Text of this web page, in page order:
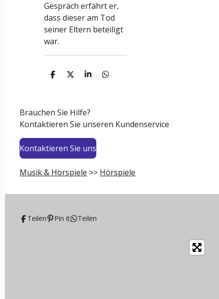
Gespräch erfährt er,
dass dieser am Tod
seiner Eltern beteiligt
war.
T
n
T
e
n
T
e
n
T
Brauchen Sie Hilfe?
Kontaktieren Sie unseren Kundenservice
Kontaktieren Sie uns
Musik & Hörspiele >> Hörspiele
Teilen Pin it Teilen